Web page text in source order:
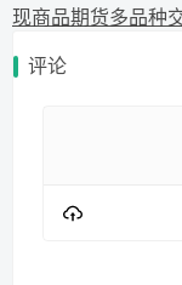
现商品期货多品种
评论